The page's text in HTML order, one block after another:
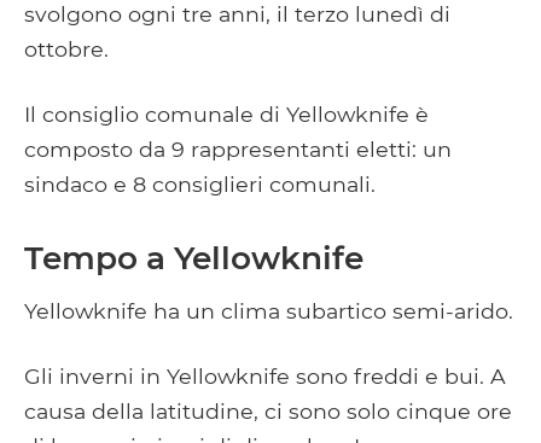
svolgono ogni tre anni, il terzo lunedì di
ottobre.
Il consiglio comunale di Yellowknife è
composto da 9 rappresentanti eletti: un
sindaco e 8 consiglieri comunali.
Tempo a Yellowknife
Yellowknife ha un clima subartico semi-arido.
Gli inverni in Yellowknife sono freddi e bui. A
causa della latitudine, ci sono solo cinque ore